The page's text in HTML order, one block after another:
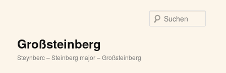
Großsteinberg
Steynberc – Steinberg major – Großsteinberg